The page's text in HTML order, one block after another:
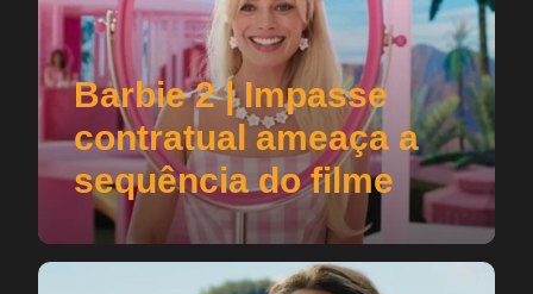
Barbie 2 | Impasse
contratual ameaça a
sequência do filme